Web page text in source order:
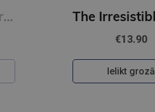
The Exquisite Torment of Loving Your Enemy : #2 Dearly Beloathed series
€13.90
Ielikt grozā